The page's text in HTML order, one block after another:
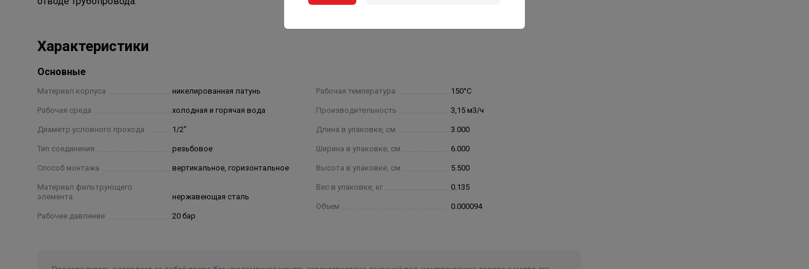
Характеристики
Основные
Материал корпуса никелированная латунь
Рабочая среда холодная и горячая вода
Диаметр условного прохода 1/2"
Тип соединения резьбовое
Способ монтажа вертикальное, горизонтальное
Материал фильтрующего
элемента
нержавеющая сталь
Рабочее давление 20 бар
Рабочая температура 150°С
Производительность 3,15 м3/ч
Длина в упаковке, см. 3.000
Ширина в упаковке, см. 6.000
Высота в упаковке, см. 5.500
Вес в упаковке, кг 0.135
Объем 0.000094